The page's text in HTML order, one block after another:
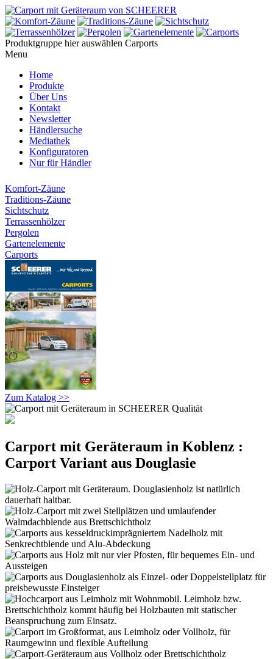
Produktgruppe hier auswählen Carports
Menu
Home
Produkte
Über Uns
Kontakt
Newsletter
Händlersuche
Mediathek
Konfiguratoren
Nur für Händler
Komfort-Zäune
Traditions-Zäune
Sichtschutz
Terrassenhölzer
Pergolen
Gartenelemente
Carports
Zum Katalog >>
Carport mit Geräteraum in Koblenz :
Carport Variant aus Douglasie